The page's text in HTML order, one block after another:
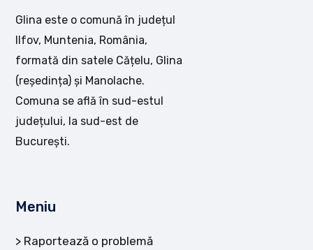
Glina este o comună în județul
Ilfov, Muntenia, România,
formată din satele Cățelu, Glina
(reședința) și Manolache.
Comuna se află în sud-estul
județului, la sud-est de
București.
Meniu
Raportează o problemă